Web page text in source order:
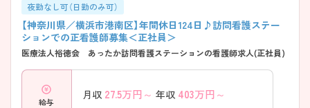
夜勤なし可（日勤のみ可）
【神奈川県／横浜市港南区】年間休日124日♪訪問看護ステー
ションでの正看護師募集＜正社員＞
医療法人裕徳会 あったか訪問看護ステーションの看護師求人(正社員)
給与
月収 27.5万円～ 年収 403万円～